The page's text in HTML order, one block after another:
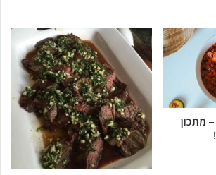
מתכון